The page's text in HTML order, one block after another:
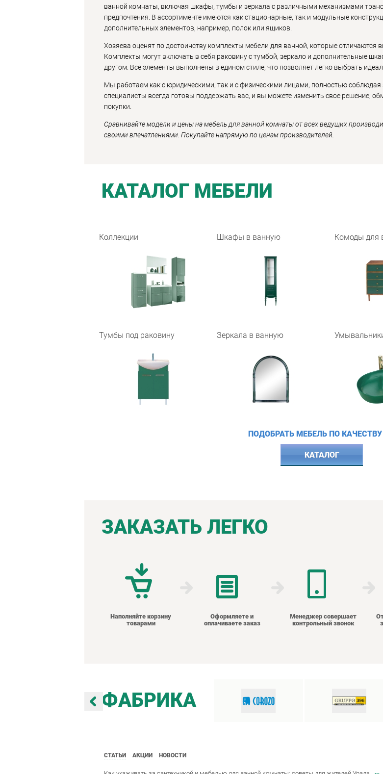
ванной комнаты, включая шкафы, тумбы и зеркала с различными механизмами
предпочтения. В ассортименте имеются как стационарные, так и модульные
дополнительных элементов, например, полок или ящиков.
Хозяева оценят по достоинству комплекты мебели для ванной, которые отличаются
Комплекты могут включать в себя раковину с тумбой, зеркало и дополнительные
другом. Все элементы выполнены в едином стиле, что позволяет легко выбрать
Мы работаем как с юридическими, так и с физическими лицами, полностью соблюдая
специалисты всегда готовы поддержать вас, и вы можете изменить свое решение,
покупки.
Сравнивайте модели и цены на мебель для ванной комнаты от всех ведущих
своими впечатлениями. Покупайте напрямую по ценам производителей.
КАТАЛОГ МЕБЕЛИ
Коллекции Шкафы в ванную Комоды для
Тумбы под раковину Зеркала в ванную
ПОДОБРАТЬ МЕБЕЛЬ ПО
КАТАЛОГ
ЗАКАЗАТЬ ЛЕГКО
Наполняйте корзину
товарами
Оформляете и
оплачиваете заказ
Менеджер совершает
контрольный звонок
ФАБРИКА
СТАТЬИ АКЦИИ НОВОСТИ